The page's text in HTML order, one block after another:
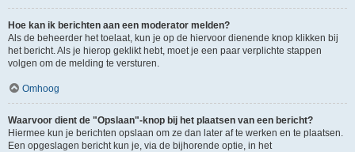
Hoe kan ik berichten aan een moderator melden?
Als de beheerder het toelaat, kun je op de hiervoor dienende knop klikken bij
het bericht. Als je hierop geklikt hebt, moet je een paar verplichte stappen
volgen om de melding te versturen.
Omhoog
Waarvoor dient de "Opslaan"-knop bij het plaatsen van een bericht?
Hiermee kun je berichten opslaan om ze dan later af te werken en te plaatsen.
Een opgeslagen bericht kun je, via de bijhorende optie, in het